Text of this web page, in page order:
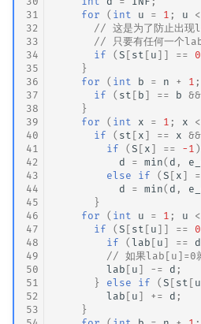
31
32
33
34
35
36
37
38
39
40
41
42
43
44
45
46
47
48
49
50
51
52
53
for
( int u = 1 ; u
// 这是为了防止出现
// 只要有任何一个
if
(S [ st [ u ]] == 0
}
for
( int b = n + 1 ;
if
( st [ b ] == b &&
}
for
( int x = 1 ; x
if
( st [ x ] == x &&
if
(S [ x ] == -1 )
d
= min( d ,
else
if (S [ x ]
d
= min( d ,
}
for
( int u = 1 ; u
if
(S [ st [ u ]] == 0
if
(lab [ u ] == d
// 如果lab[u]=0就
lab [ u ] -= d ;
}
else if (S [ st [ u
lab [ u ] += d ;
}